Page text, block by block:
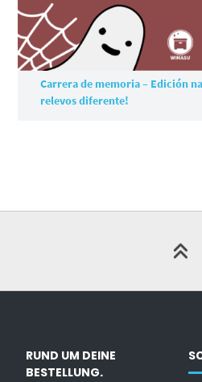
Carrera de memoria – Edición
relevos diferente!
RUND UM DEINE
BESTELLUNG.